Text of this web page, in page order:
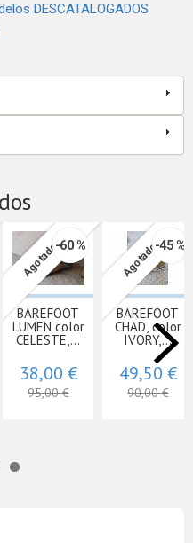
DESCATALOGADOS
Agotado-60 %
BAREFOOT
LUMEN color
CELESTE,...
38,00 €
95,00 €
Agotado-45 %
BAREFOOT
CHAD, color
IVORY,...
49,50 €
90,00 €